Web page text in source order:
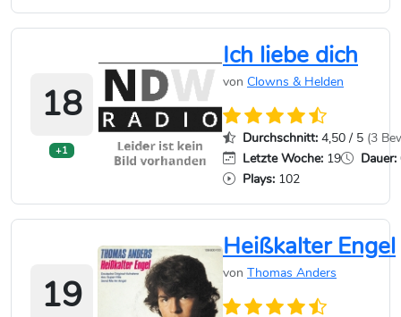
18
+1
Ich liebe dich
von Clowns & Helden
Durchschnitt: 4,50 / 5 (3
Letzte Woche: 19 Dauer:
Plays: 102
19
Heißkalter Engel
von Thomas Anders